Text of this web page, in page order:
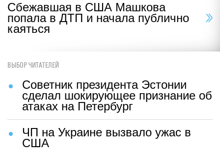
Сбежавшая в США Машкова
попала в ДТП и начала публично
каяться
ВЫБОР ЧИТАТЕЛЕЙ
Советник президента Эстонии
сделал шокирующее признание об
атаках на Петербург
ЧП на Украине вызвало ужас в
США